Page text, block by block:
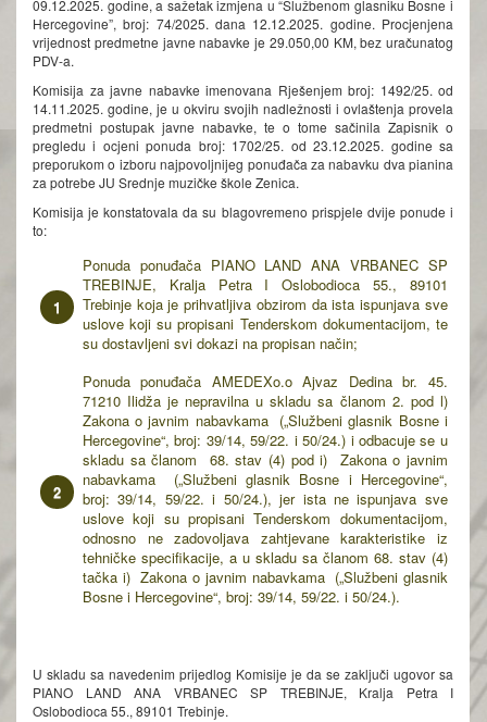
09.12.2025. godine, a sažetak izmjena u “Službenom glasniku Bosne i
Hercegovine”, broj: 74/2025. dana 12.12.2025. godine. Procjenjena
vrijednost predmetne javne nabavke je 29.050,00 KM, bez uračunatog
PDV-a.
Komisija za javne nabavke imenovana Rješenjem broj: 1492/25. od
14.11.2025. godine, je u okviru svojih nadležnosti i ovlaštenja provela
predmetni postupak javne nabavke, te o tome sačinila Zapisnik o
pregledu i ocjeni ponuda broj: 1702/25. od 23.12.2025. godine sa
preporukom o izboru najpovoljnijeg ponuđača za nabavku dva pianina
za potrebe JU Srednje muzičke škole Zenica.
Komisija je konstatovala da su blagovremeno prispjele dvije ponude i
to:
Ponuda ponuđača PIANO LAND ANA VRBANEC SP
TREBINJE, Kralja Petra I Oslobodioca 55., 89101
Trebinje koja je prihvatljiva obzirom da ista ispunjava sve
uslove koji su propisani Tenderskom dokumentacijom, te
su dostavljeni svi dokazi na propisan način;
Ponuda ponuđača AMEDEXo.o Ajvaz Dedina br. 45.
71210 Ilidža je nepravilna u skladu sa članom 2. pod l)
Zakona o javnim nabavkama („Službeni glasnik Bosne i
Hercegovine“, broj: 39/14, 59/22. i 50/24.) i odbacuje se u
skladu sa članom 68. stav (4) pod i) Zakona o javnim
nabavkama („Službeni glasnik Bosne i Hercegovine“,
broj: 39/14, 59/22. i 50/24.), jer ista ne ispunjava sve
uslove koji su propisani Tenderskom dokumentacijom,
odnosno ne zadovoljava zahtjevane karakteristike iz
tehničke specifikacije, a u skladu sa članom 68. stav (4)
tačka i) Zakona o javnim nabavkama („Službeni glasnik
Bosne i Hercegovine“, broj: 39/14, 59/22. i 50/24.).
U skladu sa navedenim prijedlog Komisije je da se zaključi ugovor sa
PIANO LAND ANA VRBANEC SP TREBINJE, Kralja Petra I
Oslobodioca 55., 89101 Trebinje.